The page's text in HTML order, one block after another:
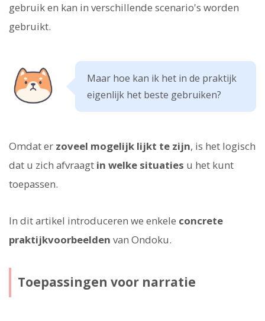
gebruik en kan in verschillende scenario's worden
gebruikt.
Maar hoe kan ik het in de praktijk
eigenlijk het beste gebruiken?
Omdat er zoveel mogelijk lijkt te zijn, is het logisch
dat u zich afvraagt in welke situaties u het kunt
toepassen.
In dit artikel introduceren we enkele concrete
praktijkvoorbeelden van Ondoku.
Toepassingen voor narratie